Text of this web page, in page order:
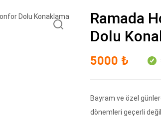
Ramada
Dolu
5000 ₺
Bayram ve özel
dönemleri geçerli